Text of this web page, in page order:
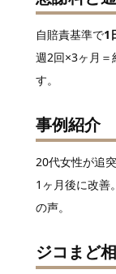
自賠責基準で1
週2回×3ヶ月＝
す。
事例紹介
20代女性が追
1ヶ月後に改善
の声。
ジコまど